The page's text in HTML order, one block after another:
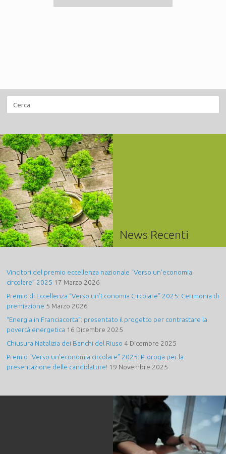
News Recenti
Vincitori del premio eccellenza nazionale “Verso un’economia
circolare” 2025 17 Marzo 2026
Premio di Eccellenza “Verso un’Economia Circolare” 2025: Cerimonia di
premiazione 5 Marzo 2026
“Energia in Franciacorta”: presentato il progetto per contrastare la
povertà energetica 16 Dicembre 2025
Chiusura Natalizia dei Banchi del Riuso 4 Dicembre 2025
Premio “Verso un’economia circolare” 2025: Proroga per la
presentazione delle candidature! 19 Novembre 2025